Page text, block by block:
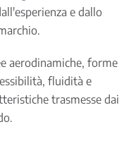
e dallo
aerodinamiche, forme
fluidità e
trasmesse dai